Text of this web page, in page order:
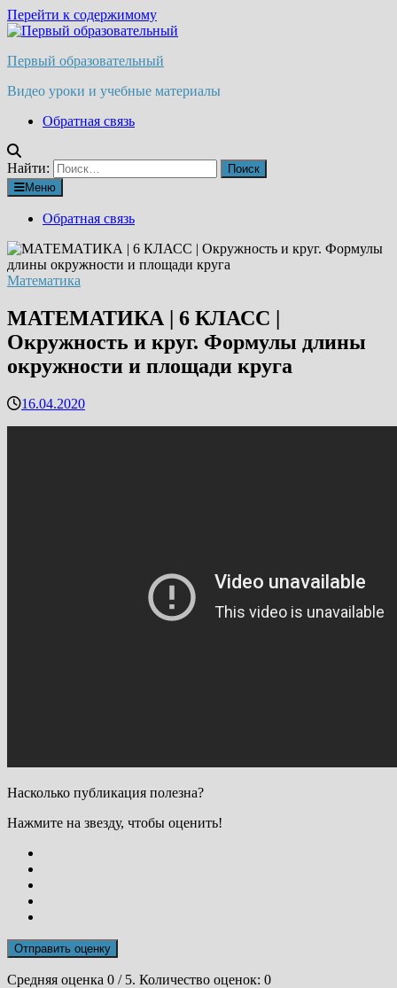
Перейти к содержимому
Первый образовательный
Видео уроки и учебные материалы
Обратная связь
Найти:
Меню
Обратная связь
Математика
МАТЕМАТИКА | 6 КЛАСС |
Окружность и круг. Формулы длины
окружности и площади круга
16.04.2020
Насколько публикация полезна?
Нажмите на звезду, чтобы оценить!
Отправить оценку
Средняя оценка 0 / 5. Количество оценок: 0